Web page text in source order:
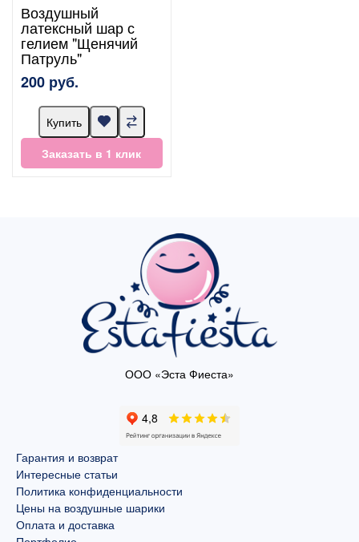
Воздушный
латексный шар с
гелием "Щенячий
Патруль"
200 руб.
Купить
Заказать в 1 клик
ООО «Эста Фиеста»
Гарантия и возврат
Интересные статьи
Политика конфиденциальности
Цены на воздушные шарики
Оплата и доставка